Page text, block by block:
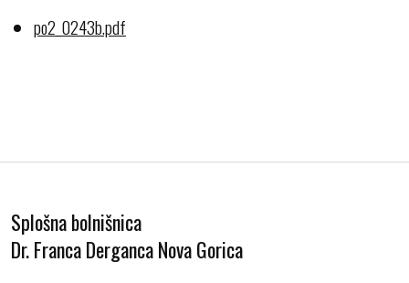
po2_0243b.pdf
Splošna bolnišnica
Dr. Franca Derganca Nova Gorica